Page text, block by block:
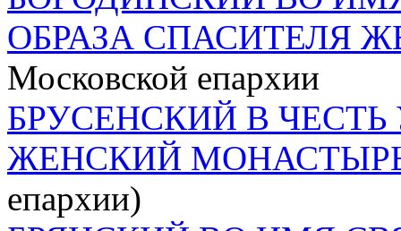
ОБРАЗА СПАСИТЕЛЯ
Московской епархии
БРУСЕНСКИЙ В
ЖЕНСКИЙ
епархии)